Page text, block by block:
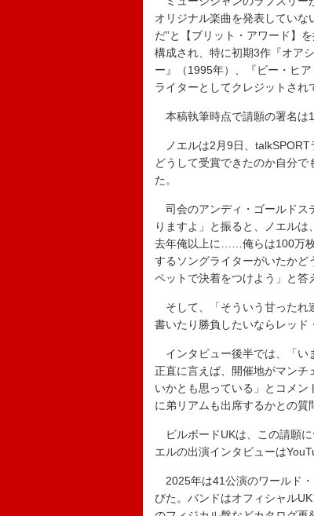
オリジナル楽曲を発表していな
だ”と【ブリット・アワード】
構成され、特に初期3作『オア
ー』（1995年）、『ビー・ヒ
ライターとしてクレジットされ
本稿執筆時点で請願の署名は
ノエルは2月9日、talkSPORT
どうして受賞できたのか自分
た。
司会のアンディ・ゴールドス
りますよ」と振ると、ノエルは
去年俺以上に……俺らは100万
するソングライターがいたかど
ペットで決着をつけよう」と答
そして、「そういう甘ったれ
書いたり勝負したいならレッド
インタビュー後半では、「い
正直に言えば、開催地がマンチ
いかとも思っている」とコメ
に弟リアムも出席するかとの質
ビルボードUKは、この請願
エルの出演インタビューは
2025年は41公演のワールド
びた。バンドはオフィシャル